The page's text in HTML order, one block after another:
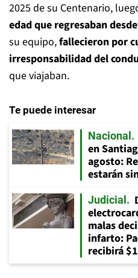
2025 de su Centenario,
edad que regresaban
su equipo,fallecieron por
irresponsabilidad del
que viajaban.
Te puede interesar
Nacional
en
agosto:
estarán
Judicial
malas
infarto:
recibirá